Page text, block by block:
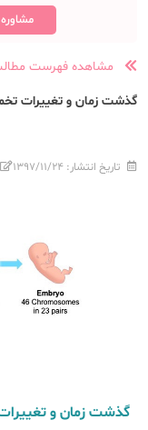
مشاهده فهرست
گذشت زمان و تغییرات
تاریخ انتشار: ۱۳۹۷/۱۱/۲۴
گذشت زمان و